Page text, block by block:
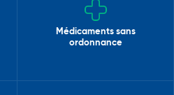
Médicaments sans
ordonnance